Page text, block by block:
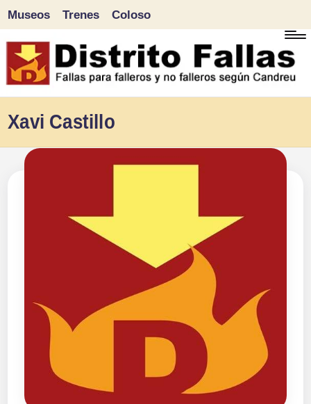
Saltar
al
Museos Trenes Coloso
Xavi Castillo